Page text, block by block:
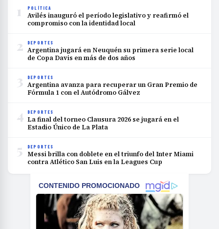
1 POLÍTICA
Avilés inauguró el período legislativo y reafirmó el
compromiso con la identidad local
2 DEPORTES
Argentina jugará en Neuquén su primera serie local
de Copa Davis en más de dos años
3 DEPORTES
Argentina avanza para recuperar un Gran Premio de
Fórmula 1 con el Autódromo Gálvez
4 DEPORTES
La final del torneo Clausura 2026 se jugará en el
Estadio Único de La Plata
5 DEPORTES
Messi brilla con doblete en el triunfo del Inter Miami
contra Atlético San Luis en la Leagues Cup